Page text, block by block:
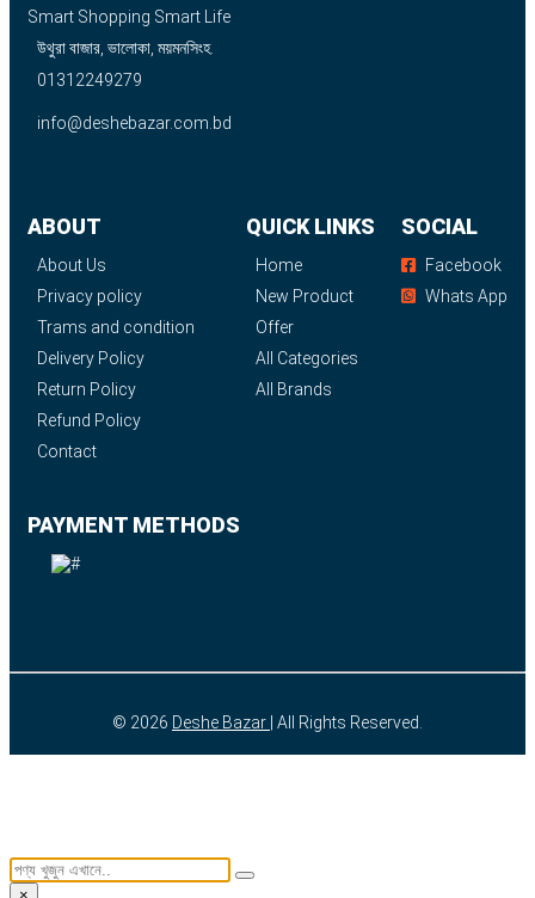
Smart Shopping Smart Life
উথুরা বাজার, ভালোকা, ময়মনসিংহ.
01312249279
info@deshebazar.com.bd
ABOUT
About Us
Privacy policy
Trams and condition
Delivery Policy
Return Policy
Refund Policy
Contact
QUICK LINKS
Home
New Product
Offer
All Categories
All Brands
SOCIAL
Facebook
Whats App
PAYMENT METHODS
© 2026 Deshe Bazar | All Rights Reserved.